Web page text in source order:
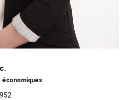
économiques